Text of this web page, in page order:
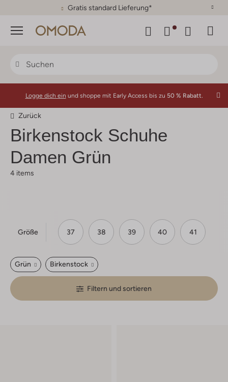
Gratis standard Lieferung*
Menü
Logge dich ein und shoppe mit Early Access bis zu 50 % Rabatt.
Zurück
Birkenstock Schuhe
Damen Grün
4 items
Größe 37 38 39 40 41
Grün Birkenstock
Filtern und sortieren